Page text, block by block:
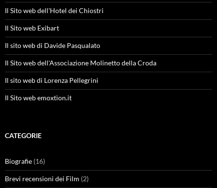
Il Sito web dell'Hotel dei Chiostri
Il Sito web Exibart
Il sito web di Davide Pasqualato
Il Sito web dell'Associazione Molinetto della Croda
Il sito web di Lorenza Pellegrini
Il Sito web emoxtion.it
CATEGORIE
Biografie (16)
Brevi recensioni dei Film (2)